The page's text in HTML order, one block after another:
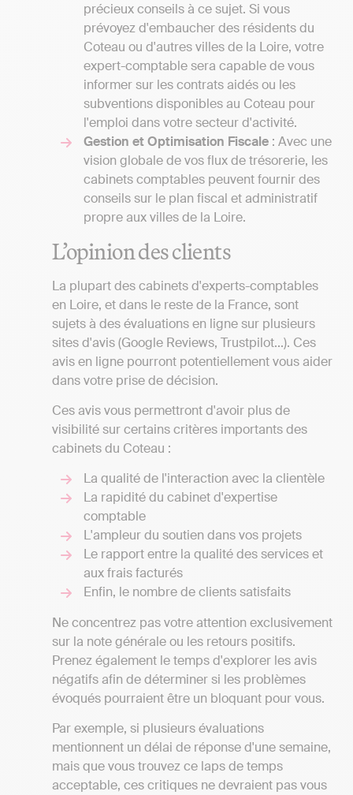
précieux conseils à ce sujet. Si vous
prévoyez d'embaucher des résidents du
Coteau ou d'autres villes de la Loire, votre
expert-comptable sera capable de vous
informer sur les contrats aidés ou les
subventions disponibles au Coteau pour
l'emploi dans votre secteur d'activité.
Gestion et Optimisation Fiscale : Avec une
vision globale de vos flux de trésorerie, les
cabinets comptables peuvent fournir des
conseils sur le plan fiscal et administratif
propre aux villes de la Loire.
L’opinion des clients
La plupart des cabinets d'experts-comptables
en Loire, et dans le reste de la France, sont
sujets à des évaluations en ligne sur plusieurs
sites d'avis (Google Reviews, Trustpilot...). Ces
avis en ligne pourront potentiellement vous aider
dans votre prise de décision.
Ces avis vous permettront d'avoir plus de
visibilité sur certains critères importants des
cabinets du Coteau :
La qualité de l'interaction avec la clientèle
La rapidité du cabinet d'expertise
comptable
L'ampleur du soutien dans vos projets
Le rapport entre la qualité des services et
aux frais facturés
Enfin, le nombre de clients satisfaits
Ne concentrez pas votre attention exclusivement
sur la note générale ou les retours positifs.
Prenez également le temps d'explorer les avis
négatifs afin de déterminer si les problèmes
évoqués pourraient être un bloquant pour vous.
Par exemple, si plusieurs évaluations
mentionnent un délai de réponse d'une semaine,
mais que vous trouvez ce laps de temps
acceptable, ces critiques ne devraient pas vous